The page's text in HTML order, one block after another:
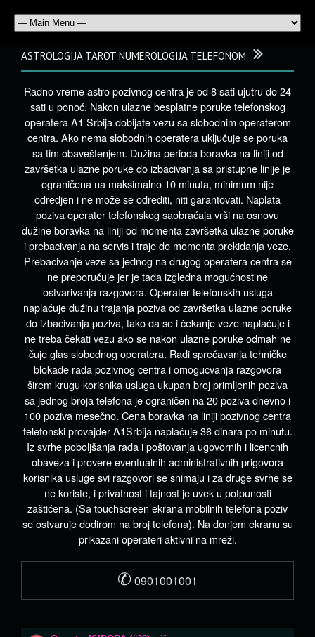
ASTROLOGIJA TAROT NUMEROLOGIJA TELEFONOM
Radno vreme astro pozivnog centra je od 8 sati ujutru do 24
sati u ponoć. Nakon ulazne besplatne poruke telefonskog
operatera A1 Srbija dobijate vezu sa slobodnim operaterom
centra. Ako nema slobodnih operatera uključuje se poruka
sa tim obaveštenjem. Dužina perioda boravka na liniji od
završetka ulazne poruke do izbacivanja sa pristupne linije je
ograničena na maksimalno 10 minuta, minimum nije
odredjen i ne može se odrediti, niti garantovati. Naplata
poziva operater telefonskog saobraćaja vrši na osnovu
dužine boravka na liniji od momenta završetka ulazne poruke
i prebacivanja na servis i traje do momenta prekidanja veze.
Prebacivanje veze sa jednog na drugog operatera centra se
ne preporučuje jer je tada izgledna mogućnost ne
ostvarivanja razgovora. Operater telefonskih usluga
naplaćuje dužinu trajanja poziva od završetka ulazne poruke
do izbacivanja poziva, tako da se i čekanje veze naplaćuje i
ne treba čekati vezu ako se nakon ulazne poruke odmah ne
čuje glas slobodnog operatera. Radi sprečavanja tehničke
blokade rada pozivnog centra i omogucvanja razgovora
širem krugu korisnika usluga ukupan broj primljenih poziva
sa jednog broja telefona je ograničen na 20 poziva dnevno i
100 poziva mesečno. Cena boravka na liniji pozivnog centra
telefonski provajder A1Srbija naplaćuje 36 dinara po minutu.
Iz svrhe poboljšanja rada i poštovanja ugovornih i licencnih
obaveza i provere eventualnih administrativnih prigovora
korisnika usluge svi razgovori se snimaju i za druge svrhe se
ne koriste, i privatnost i tajnost je uvek u potpunosti
zaštićena. (Sa touchscreen ekrana mobilnih telefona poziv
se ostvaruje dodirom na broj telefona). Na donjem ekranu su
prikazani operateri aktivni na mreži.
✆ 0901001001